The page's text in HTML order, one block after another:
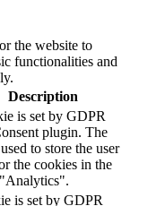
the website to
functionalities and
Description
is set by GDPR
plugin. The
to store the user
the cookies in the
is set by GDPR